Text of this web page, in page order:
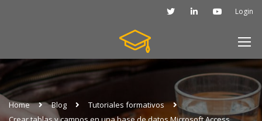
Login
Home Blog
Tutoriales formativos